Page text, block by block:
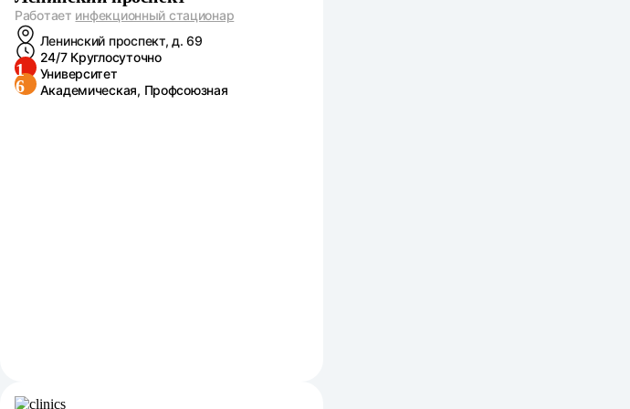
Работает инфекционный стационар
Ленинский проспект, д. 69
24/7 Круглосуточно
1 Университет
6 Академическая, Профсоюзная